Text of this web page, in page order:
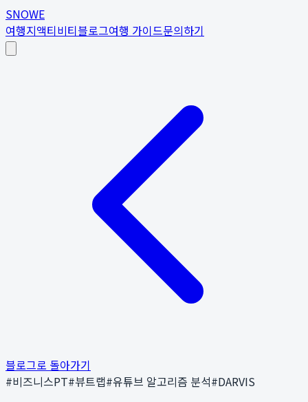
SNOWE
여행지액티비티블로그여행 가이드문의하기
블로그로 돌아가기
#비즈니스PT#뷰트랩#유튜브 알고리즘 분석#DARVIS